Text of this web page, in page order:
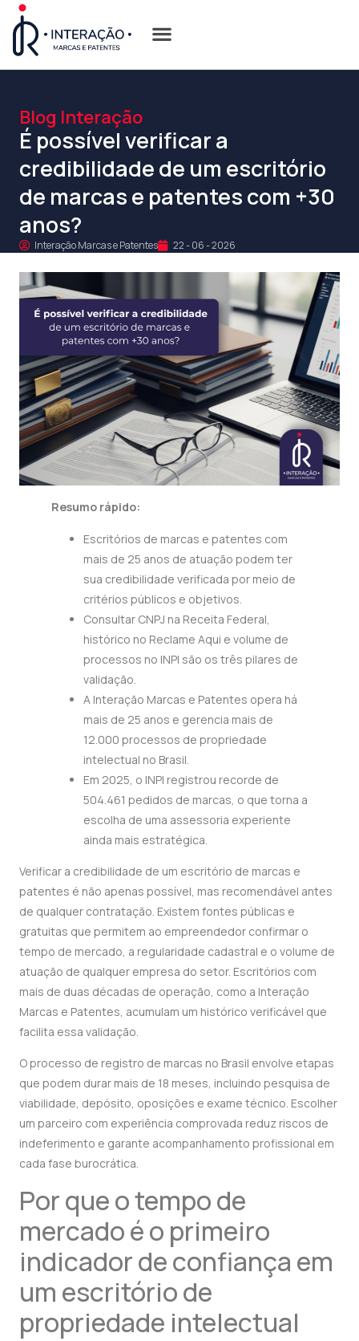
Blog Interação
É possível verificar a
credibilidade de um escritório
de marcas e patentes com +30
anos?
Interação Marcas e Patentes 22 - 06 - 2026
Resumo rápido:
Escritórios de marcas e patentes com
mais de 25 anos de atuação podem ter
sua credibilidade verificada por meio de
critérios públicos e objetivos.
Consultar CNPJ na Receita Federal,
histórico no Reclame Aqui e volume de
processos no INPI são os três pilares de
validação.
A Interação Marcas e Patentes opera há
mais de 25 anos e gerencia mais de
12.000 processos de propriedade
intelectual no Brasil.
Em 2025, o INPI registrou recorde de
504.461 pedidos de marcas, o que torna a
escolha de uma assessoria experiente
ainda mais estratégica.
Verificar a credibilidade de um escritório de marcas e
patentes é não apenas possível, mas recomendável antes
de qualquer contratação. Existem fontes públicas e
gratuitas que permitem ao empreendedor confirmar o
tempo de mercado, a regularidade cadastral e o volume de
atuação de qualquer empresa do setor. Escritórios com
mais de duas décadas de operação, como a Interação
Marcas e Patentes, acumulam um histórico verificável que
facilita essa validação.
O processo de registro de marcas no Brasil envolve etapas
que podem durar mais de 18 meses, incluindo pesquisa de
viabilidade, depósito, oposições e exame técnico. Escolher
um parceiro com experiência comprovada reduz riscos de
indeferimento e garante acompanhamento profissional em
cada fase burocrática.
Por que o tempo de
mercado é o primeiro
indicador de confiança em
um escritório de
propriedade intelectual